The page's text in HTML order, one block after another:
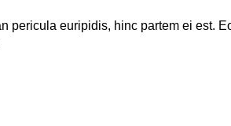
pericula euripidis, hinc partem ei est.